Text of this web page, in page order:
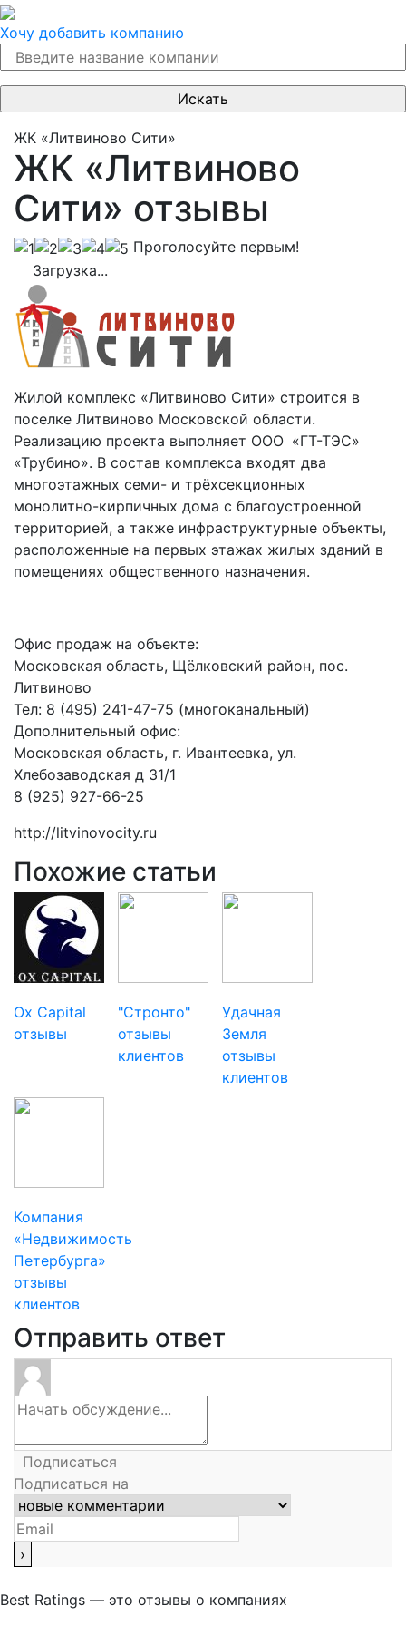
Хочу добавить компанию
ЖК «Литвиново Cити»
ЖК «Литвиново
Cити» отзывы
Проголосуйте первым!
Загрузка...
Жилой комплекс «Литвиново Сити» строится в
поселке Литвиново Московской области.
Реализацию проекта выполняет ООО «ГТ-ТЭС»
«Трубино». В состав комплекса входят два
многоэтажных семи- и трёхсекционных
монолитно-кирпичных дома с благоустроенной
территорией, а также инфраструктурные объекты,
расположенные на первых этажах жилых зданий в
помещениях общественного назначения.
Офис продаж на объекте:
Московская область, Щёлковский район, пос.
Литвиново
Тел: 8 (495) 241-47-75 (многоканальный)
Дополнительный офис:
Московская область, г. Ивантеевка, ул.
Хлебозаводская д 31/1
8 (925) 927-66-25
http://litvinovocity.ru
Похожие статьи
Ox Capital
отзывы
"Стронто"
отзывы
клиентов
Удачная
Земля
отзывы
клиентов
Компания
«Недвижимость
Петербурга»
отзывы
клиентов
Отправить ответ
Подписаться
Подписаться на
Best Ratings — это отзывы о компаниях